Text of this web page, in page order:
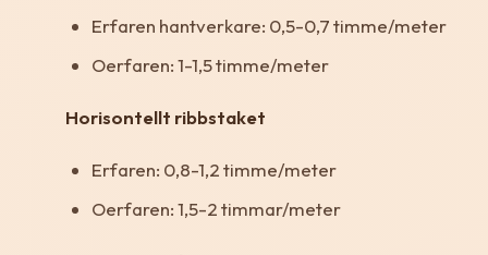
Erfaren hantverkare: 0,5-0,7 timme/meter
Oerfaren: 1-1,5 timme/meter
Horisontellt ribbstaket
Erfaren: 0,8-1,2 timme/meter
Oerfaren: 1,5-2 timmar/meter